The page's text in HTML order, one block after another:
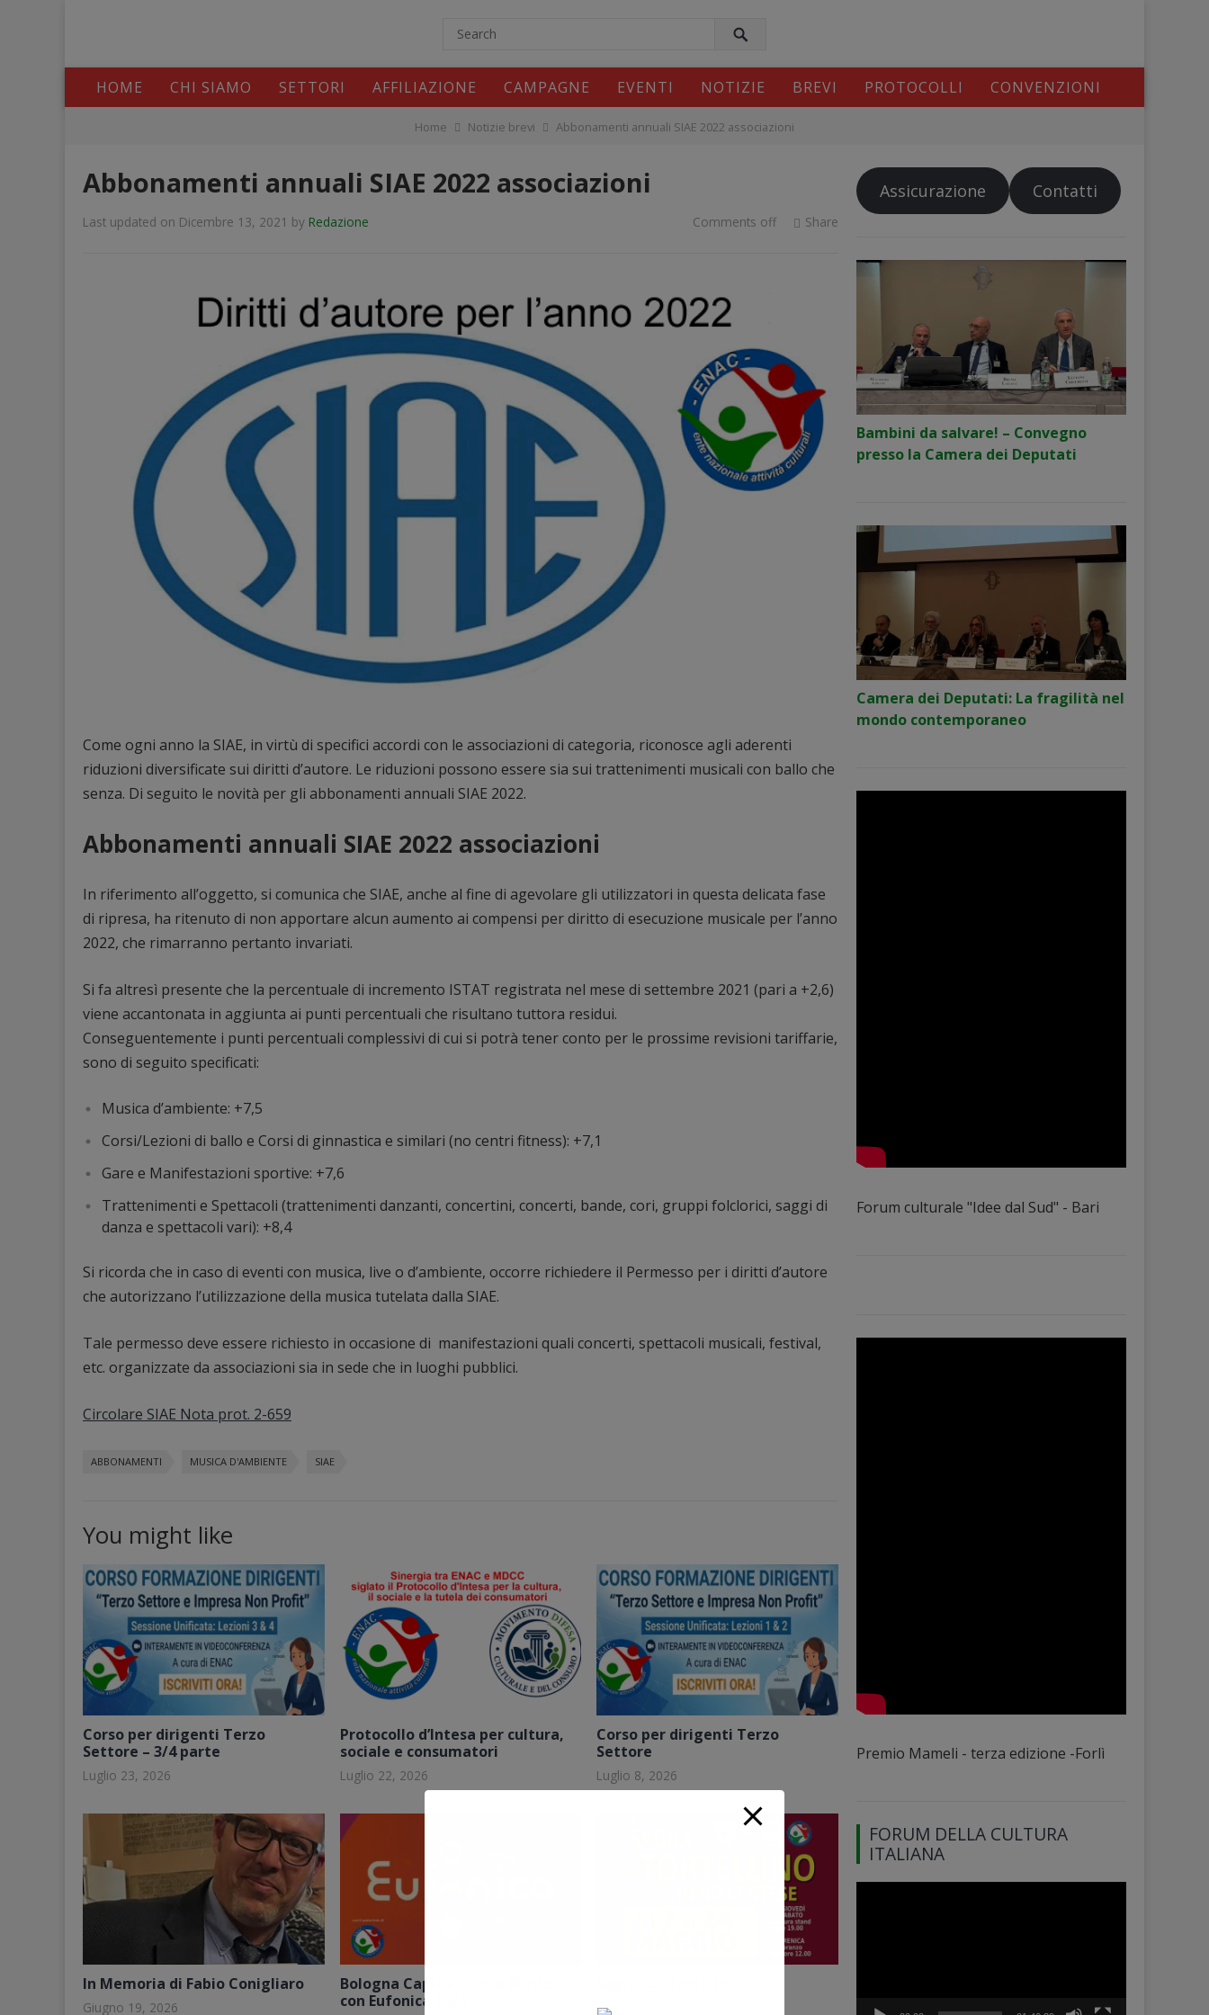
HOME CHI SIAMO SETTORI AFFILIAZIONE CAMPAGNE EVENTI NOTIZIE BREVI PROTOCOLLI CONVENZIONI
Home Notizie brevi Abbonamenti annuali SIAE 2022 associazioni
Abbonamenti annuali SIAE 2022 associazioni
Last updated on Dicembre 13, 2021 by Redazione Comments off Share
Come ogni anno la SIAE, in virtù di specifici accordi con le associazioni di categoria, riconosce agli aderenti
riduzioni diversificate sui diritti d’autore. Le riduzioni possono essere sia sui trattenimenti musicali con ballo che
senza. Di seguito le novità per gli abbonamenti annuali SIAE 2022.
Abbonamenti annuali SIAE 2022 associazioni
In riferimento all’oggetto, si comunica che SIAE, anche al fine di agevolare gli utilizzatori in questa delicata fase
di ripresa, ha ritenuto di non apportare alcun aumento ai compensi per diritto di esecuzione musicale per l’anno
2022, che rimarranno pertanto invariati.
Si fa altresì presente che la percentuale di incremento ISTAT registrata nel mese di settembre 2021 (pari a +2,6)
viene accantonata in aggiunta ai punti percentuali che risultano tuttora residui.
Conseguentemente i punti percentuali complessivi di cui si potrà tener conto per le prossime revisioni tariffarie,
sono di seguito specificati:
Musica d’ambiente: +7,5
Corsi/Lezioni di ballo e Corsi di ginnastica e similari (no centri fitness): +7,1
Gare e Manifestazioni sportive: +7,6
Trattenimenti e Spettacoli (trattenimenti danzanti, concertini, concerti, bande, cori, gruppi folclorici, saggi di
danza e spettacoli vari): +8,4
Si ricorda che in caso di eventi con musica, live o d’ambiente, occorre richiedere il Permesso per i diritti d’autore
che autorizzano l’utilizzazione della musica tutelata dalla SIAE.
Tale permesso deve essere richiesto in occasione di manifestazioni quali concerti, spettacoli musicali, festival,
etc. organizzate da associazioni sia in sede che in luoghi pubblici.
Circolare SIAE Nota prot. 2-659
ABBONAMENTI MUSICA D'AMBIENTE SIAE
You might like
Corso per dirigenti Terzo
Settore – 3/4 parte
Luglio 23, 2026
Protocollo d’Intesa per cultura,
sociale e consumatori
Luglio 22, 2026
Corso per dirigenti Terzo
Settore
Luglio 8, 2026
In Memoria di Fabio Conigliaro
Giugno 19, 2026
Bologna Capitale della Musica
con Eufonica 2026
Maggio 6, 2026
Assicurazione Contatti
Bambini da salvare! – Convegno
presso la Camera dei Deputati
Camera dei Deputati: La fragilità nel
mondo contemporaneo
Forum culturale "Idee dal Sud" - Bari
Premio Mameli - terza edizione -Forlì
FORUM DELLA CULTURA
ITALIANA